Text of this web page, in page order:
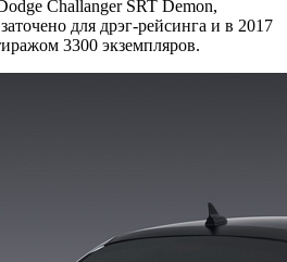
Challanger SRT Demon,
для дрэг-рейсинга и в 2017
3300 экземпляров.